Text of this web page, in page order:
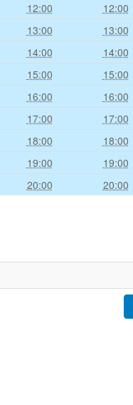
12:00
12:00
13:00
13:00
14:00
14:00
15:00
15:00
16:00
16:00
17:00
17:00
18:00
18:00
19:00
19:00
20:00
20:00